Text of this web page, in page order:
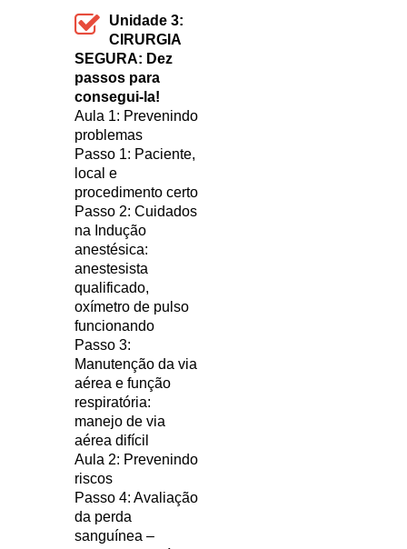
Unidade 3:
CIRURGIA
SEGURA: Dez
passos para
consegui-la!
Aula 1: Prevenindo
problemas
Passo 1: Paciente,
local e
procedimento certo
Passo 2:Cuidados
na Indução
anestésica:
anestesista
qualificado,
oxímetro de pulso
funcionando
Passo 3:
Manutenção da via
aérea e função
respiratória:
manejo de via
aérea difícil
Aula 2: Prevenindo
riscos
Passo 4: Avaliação
da perda
sanguínea –